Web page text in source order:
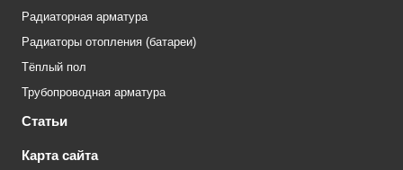
Радиаторная арматура
Радиаторы отопления (батареи)
Тёплый пол
Трубопроводная арматура
Статьи
Карта сайта